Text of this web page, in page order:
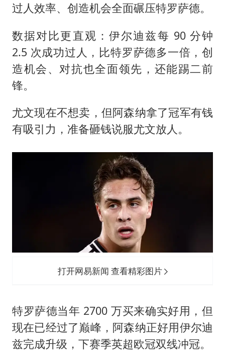
过人效率、创造机会全面碾压特罗萨德。
数据对比更直观：伊尔迪兹每 90 分钟
2.5 次成功过人，比特罗萨德多一倍，创
造机会、对抗也全面领先，还能踢二前
锋。
尤文现在不想卖，但阿森纳拿了冠军有钱
有吸引力，准备砸钱说服尤文放人。
打开网易新闻 查看精彩图片
特罗萨德当年 2700 万买来确实好用，但
现在已经过了巅峰，阿森纳正好用伊尔迪
兹完成升级，下赛季英超欧冠双线冲冠。